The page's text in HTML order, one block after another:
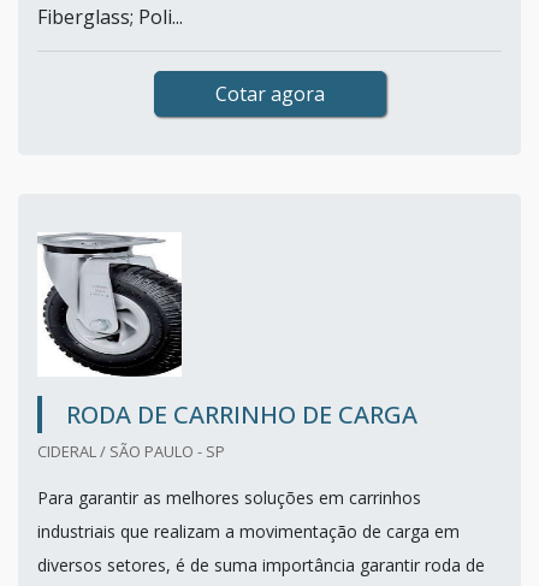
Fiberglass; Poli...
Cotar agora
RODA DE CARRINHO DE CARGA
CIDERAL / SÃO PAULO - SP
Para garantir as melhores soluções em carrinhos
industriais que realizam a movimentação de carga em
diversos setores, é de suma importância garantir roda de